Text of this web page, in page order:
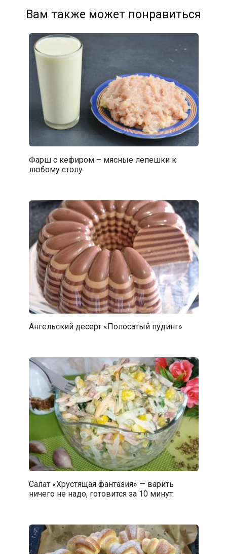
Вам также может понравиться
Фарш с кефиром – мясные лепешки к
любому столу
Ангельский десерт «Полосатый пудинг»
Салат «Хрустящая фантазия» — варить
ничего не надо, готовится за 10 минут